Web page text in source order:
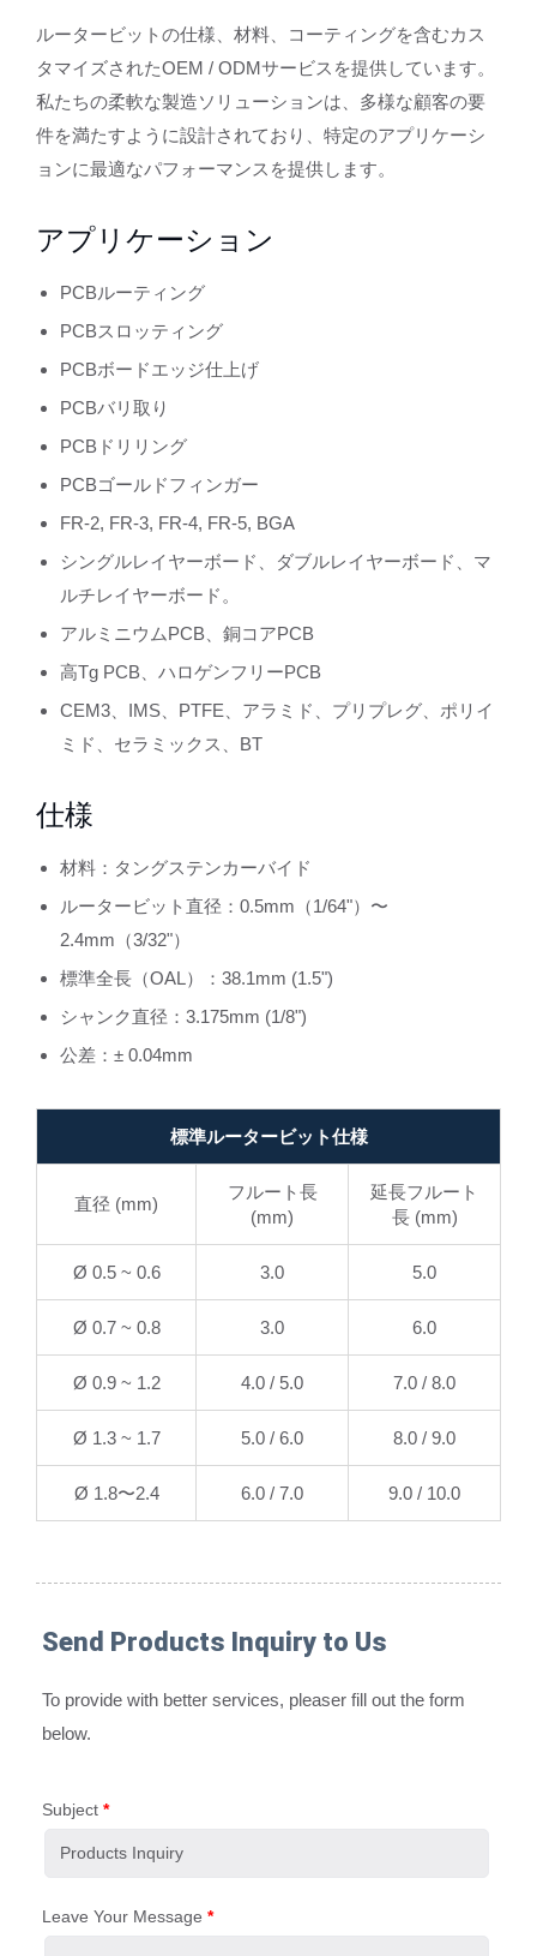
ルータービットの仕様、材料、コーティングを含むカス
タマイズされたOEM / ODMサービスを提供しています。
私たちの柔軟な製造ソリューションは、多様な顧客の要
件を満たすように設計されており、特定のアプリケーシ
ョンに最適なパフォーマンスを提供します。
アプリケーション
PCBルーティング
PCBスロッティング
PCBボードエッジ仕上げ
PCBバリ取り
PCBドリリング
PCBゴールドフィンガー
FR-2, FR-3, FR-4, FR-5, BGA
シングルレイヤーボード、ダブルレイヤーボード、マ
ルチレイヤーボード。
アルミニウムPCB、銅コアPCB
高Tg PCB、ハロゲンフリーPCB
CEM3、IMS、PTFE、アラミド、プリプレグ、ポリイ
ミド、セラミックス、BT
仕様
材料：タングステンカーバイド
ルータービット直径：0.5mm（1/64"）〜
2.4mm（3/32"）
標準全長（OAL）：38.1mm (1.5")
シャンク直径：3.175mm (1/8")
公差：± 0.04mm
標準ルータービット仕様
直径 (mm)
フルート長
(mm)
延長フルート
長 (mm)
Ø 0.5 ~ 0.6 3.0 5.0
Ø 0.7 ~ 0.8 3.0 6.0
Ø 0.9 ~ 1.2 4.0 / 5.0 7.0 / 8.0
Ø 1.3 ~ 1.7 5.0 / 6.0 8.0 / 9.0
Ø 1.8〜2.4 6.0 / 7.0 9.0 / 10.0